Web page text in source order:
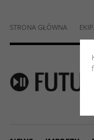
STRONA GŁÓWNA